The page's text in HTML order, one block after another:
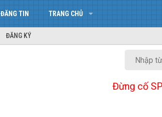
ĐĂNG TIN TRANG CHỦ
ĐĂNG KÝ
Đừng cố